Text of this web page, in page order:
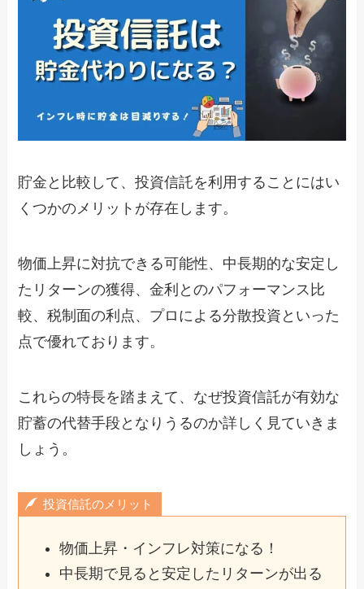
貯金と比較して、投資信託を利用することにはい
くつかのメリットが存在します。
物価上昇に対抗できる可能性、中長期的な安定し
たリターンの獲得、金利とのパフォーマンス比
較、税制面の利点、プロによる分散投資といった
点で優れております。
これらの特長を踏まえて、なぜ投資信託が有効な
貯蓄の代替手段となりうるのか詳しく見ていきま
しょう。
投資信託のメリット
物価上昇・インフレ対策になる！
中長期で見ると安定したリターンが出る